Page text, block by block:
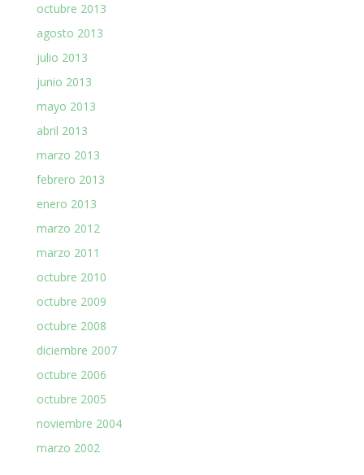
octubre 2013
agosto 2013
julio 2013
junio 2013
mayo 2013
abril 2013
marzo 2013
febrero 2013
enero 2013
marzo 2012
marzo 2011
octubre 2010
octubre 2009
octubre 2008
diciembre 2007
octubre 2006
octubre 2005
noviembre 2004
marzo 2002